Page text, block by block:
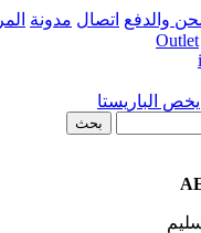
والدفع اتصال مدونة
Outlet
الباريستا
بحث